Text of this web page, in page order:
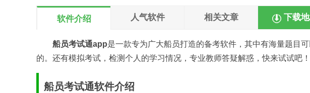
软件介绍 人气软件 相关文章 下载
船员考试通app是一款专为广大船员打造的备考软件，其中有海量题目
的。还有模拟考试，检测个人的学习情况，专业教师答疑解惑，快来试试吧！
船员考试通软件介绍